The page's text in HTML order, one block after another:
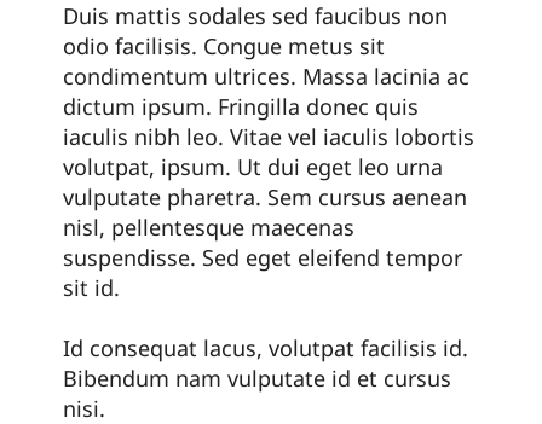
Duis mattis sodales sed faucibus non
odio facilisis. Congue metus sit
condimentum ultrices. Massa lacinia ac
dictum ipsum. Fringilla donec quis
iaculis nibh leo. Vitae vel iaculis lobortis
volutpat, ipsum. Ut dui eget leo urna
vulputate pharetra. Sem cursus aenean
nisl, pellentesque maecenas
suspendisse. Sed eget eleifend tempor
sit id.
Id consequat lacus, volutpat facilisis id.
Bibendum nam vulputate id et cursus
nisi.